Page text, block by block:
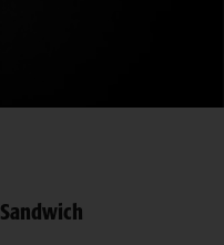
Sandwich